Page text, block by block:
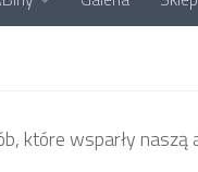
które wsparły naszą